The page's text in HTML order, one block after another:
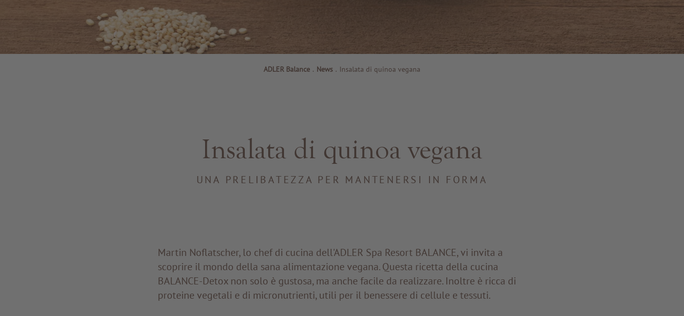
ADLER Balance . News . Insalata di quinoa vegana
Insalata di quinoa vegana
UNA PRELIBATEZZA PER MANTENERSI IN FORMA
Martin Noflatscher, lo chef di cucina dell'ADLER Spa Resort BALANCE, vi invita a
scoprire il mondo della sana alimentazione vegana. Questa ricetta della cucina
BALANCE-Detox non solo è gustosa, ma anche facile da realizzare. Inoltre è ricca di
proteine vegetali e di micronutrienti, utili per il benessere di cellule e tessuti.